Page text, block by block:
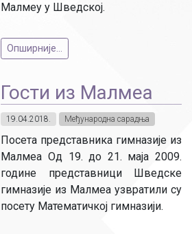
Малмеу у Шведској.
Опширније...
Гости из Малмеа
19.04.2018. Међународна сарадња
Посета представника гимназије из
Малмеа Од 19. до 21. маја 2009.
године представници Шведске
гимназије из Малмеа узвратили су
посету Математичкој гимназији.